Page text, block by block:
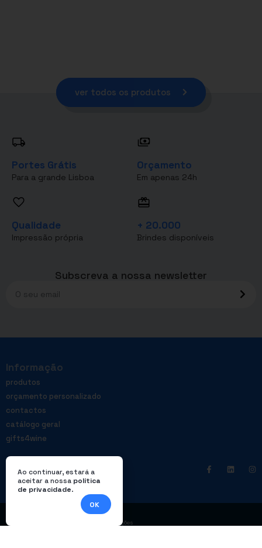
ver todos os produtos
Portes Grátis
Para a grande Lisboa
Orçamento
Em apenas 24h
Qualidade
Impressão própria
+ 20.000
Brindes disponíveis
Subscreva a nossa newsletter
Informação
produtos
orçamento personalizado
contactos
catálogo geral
gifts4wine
Livro de reclamações
Ao continuar, estará a
aceitar a nossa política
de privacidade.
OK